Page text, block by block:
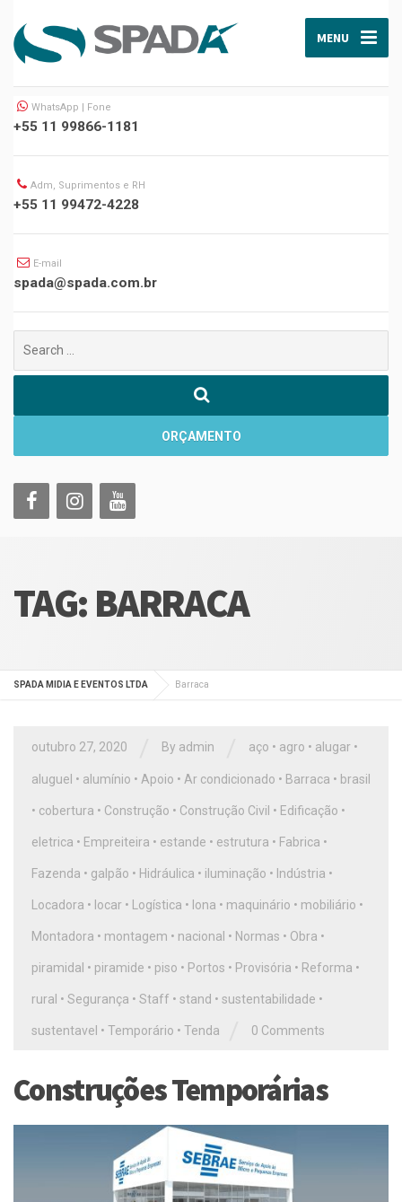
MENU
WhatsApp | Fone
+55 11 99866-1181
Adm, Suprimentos e RH
+55 11 99472-4228
E-mail
spada@spada.com.br
por:
ORÇAMENTO
TAG: BARRACA
SPADA MIDIA E EVENTOS LTDA Barraca
outubro 27, 2020 By admin aço • agro • alugar •
aluguel • alumínio • Apoio • Ar condicionado • Barraca • brasil
• cobertura • Construção • Construção Civil • Edificação •
eletrica • Empreiteira • estande • estrutura • Fabrica •
Fazenda • galpão • Hidráulica • iluminação • Indústria •
Locadora • locar • Logística • lona • maquinário • mobiliário •
Montadora • montagem • nacional • Normas • Obra •
piramidal • piramide • piso • Portos • Provisória • Reforma •
rural • Segurança • Staff • stand • sustentabilidade •
sustentavel • Temporário • Tenda 0 Comments
Construções Temporárias